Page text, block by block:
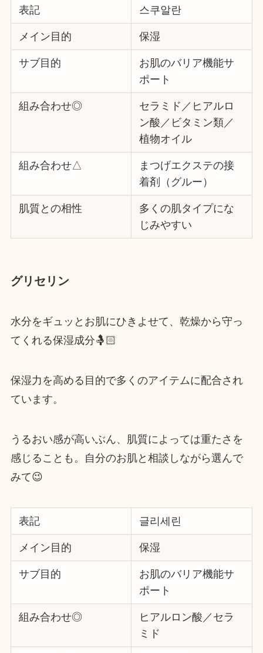
表記 스쿠알란
メイン目的 保湿
サブ目的
お肌のバリア機能サ
ポート
組み合わせ◎
セラミド／ヒアルロ
ン酸／ビタミン類／
植物オイル
組み合わせ△
まつげエクステの接
着剤（グルー）
肌質との相性
多くの肌タイプにな
じみやすい
グリセリン
水分をギュッとお肌にひきよせて、乾燥から守っ
てくれる保湿成分🤱🏻
保湿力を高める目的で多くのアイテムに配合され
ています。
うるおい感が高いぶん、肌質によっては重たさを
感じることも。自分のお肌と相談しながら選んで
みて😉
表記 글리세린
メイン目的 保湿
サブ目的
お肌のバリア機能サ
ポート
組み合わせ◎
ヒアルロン酸／セラ
ミド